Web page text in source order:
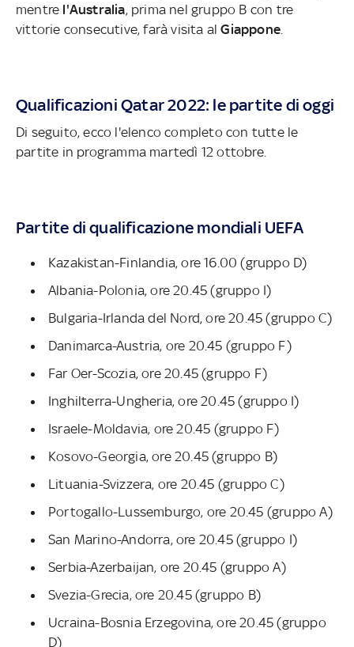
mentre l'Australia, prima nel gruppo B con tre
vittorie consecutive, farà visita alGiappone
Qualificazioni Qatar 2022: le partite di oggi
Di seguito, ecco l'elenco completo con tutte le
partite in programma martedì 12 ottobre.
Partite di qualificazione mondiali UEFA
Kazakistan-Finlandia, ore 16.00 (gruppo D)
Albania-Polonia, ore 20.45 (gruppo I)
Bulgaria-Irlanda del Nord, ore 20.45 (gruppo C)
Danimarca-Austria, ore 20.45 (gruppo F)
Far Oer-Scozia, ore 20.45 (gruppo F)
Inghilterra-Ungheria, ore 20.45 (gruppo I)
Israele-Moldavia, ore 20.45 (gruppo F)
Kosovo-Georgia, ore 20.45 (gruppo B)
Lituania-Svizzera, ore 20.45 (gruppo C)
Portogallo-Lussemburgo, ore 20.45 (gruppo A)
San Marino-Andorra, ore 20.45 (gruppo I)
Serbia-Azerbaijan, ore 20.45 (gruppo A)
Svezia-Grecia, ore 20.45 (gruppo B)
Ucraina-Bosnia Erzegovina, ore 20.45 (gruppo
D)